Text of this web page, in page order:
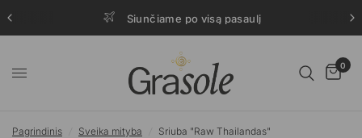
Siunčiame po visą pasaulį
0
Pagrindinis Sveika mityba Sriuba "Raw Thailandas"